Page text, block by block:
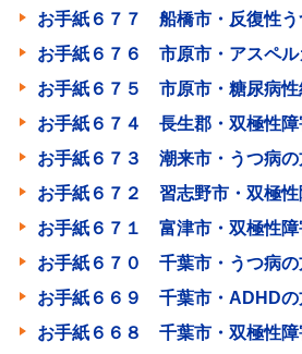
お手紙６７７ 船橋市・反復性う
お手紙６７６ 市原市・アスペル
お手紙６７５ 市原市・糖尿病性
お手紙６７４ 長生郡・双極性障
お手紙６７３ 潮来市・うつ病の
お手紙６７２ 習志野市・双極性
お手紙６７１ 富津市・双極性障
お手紙６７０ 千葉市・うつ病の
お手紙６６９ 千葉市・ADHDの
お手紙６６８ 千葉市・双極性障